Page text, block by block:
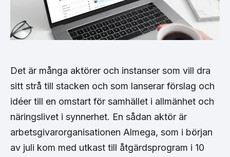
Det är många aktörer och instanser som vill dra
sitt strå till stacken och som lanserar förslag och
idéer till en omstart för samhället i allmänhet och
näringslivet i synnerhet. En sådan aktör är
arbetsgivarorganisationen Almega, som i början
av juli kom med utkast till åtgärdsprogram i 10